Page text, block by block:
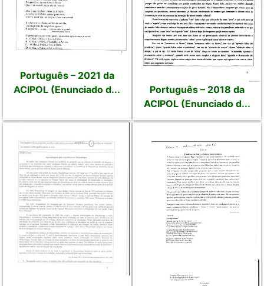
Português – 2021 da
ACIPOL (Enunciado d...
Português – 2018 da
ACIPOL (Enunciado d...